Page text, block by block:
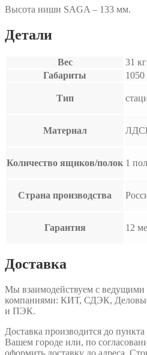
Высота ниши SAGA – 133 мм.
Детали
Вес
31 кг
Габариты
Тип
Материал
Количество ящиков/полок 1
Страна производства
Гарантия 12
Доставка
Мы взаимодействуем с ведущими
компаниями: КИТ, СДЭК,
и ПЭК.
Доставка производится до
Вашем городе или, по